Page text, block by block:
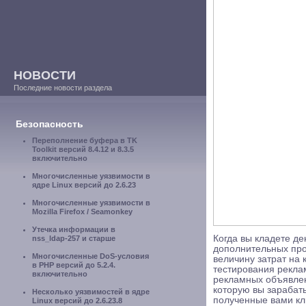
НОВОСТИ
Последние новости раздела
Безопасность
Переполнение буфера в TK
Toolkit версий 8.4.12 и 8.3.5
включительно
Многочисленные уязвимости в
ядре Linux версий до 2.6.23
Многочисленные уязвимости в
Mozilla Firefox / Seamonkey
Утечка информации в
nss_ldap-257 и старше
Многочисленные DoS-условия
в PHP версий до 5.2.4.
включительно
Несколько уязвимостей в ядре
Linux версий до 2.6.23.8
Когда вы кладете
дополнительных
величину затрат
тестирования
рекламных
которую вы
полученные вами